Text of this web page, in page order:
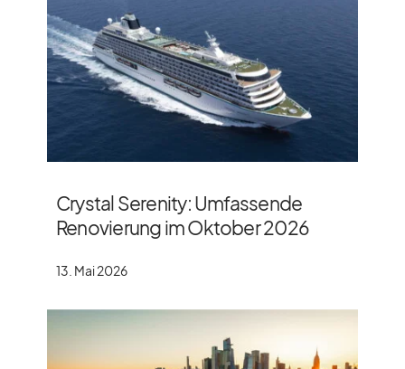
Crystal Serenity: Umfassende
Renovierung im Oktober 2026
13. Mai 2026